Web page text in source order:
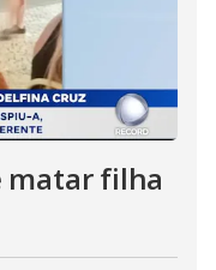
matar filha